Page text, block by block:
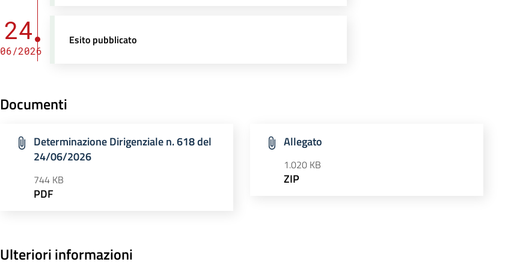
24
06/2026
Esito pubblicato
Documenti
Determinazione Dirigenziale n. 618 del
24/06/2026
744 KB
PDF
Allegato
1.020 KB
ZIP
Ulteriori informazioni